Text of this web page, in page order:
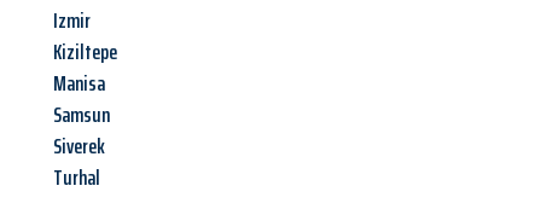
Izmir
Kiziltepe
Manisa
Samsun
Siverek
Turhal